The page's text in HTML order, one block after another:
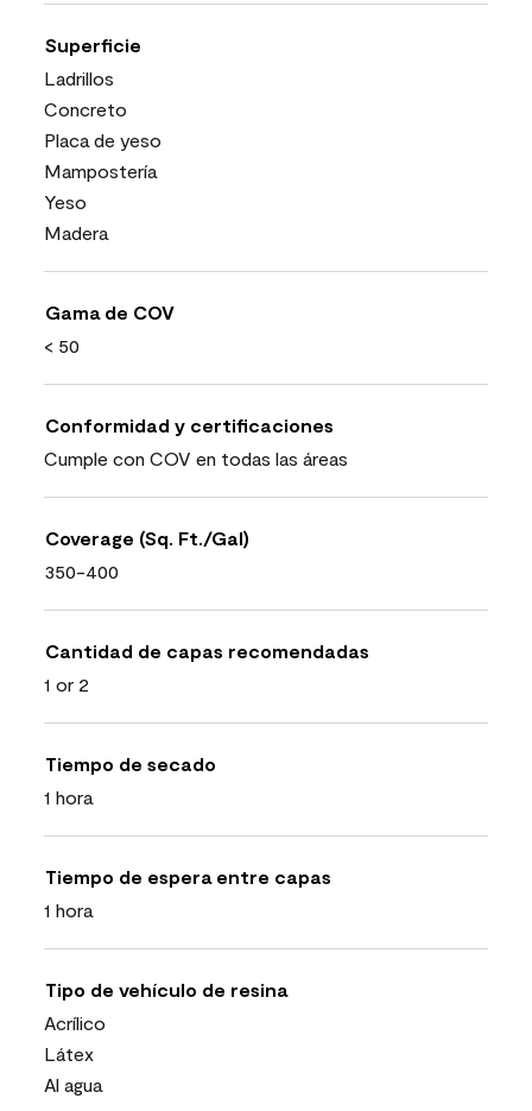
Superficie
Ladrillos
Concreto
Placa de yeso
Mampostería
Yeso
Madera
Gama de COV
< 50
Conformidad y certificaciones
Cumple con COV en todas las áreas
Coverage (Sq. Ft./Gal)
350-400
Cantidad de capas recomendadas
1 or 2
Tiempo de secado
1 hora
Tiempo de espera entre capas
1 hora
Tipo de vehículo de resina
Acrílico
Látex
Al agua